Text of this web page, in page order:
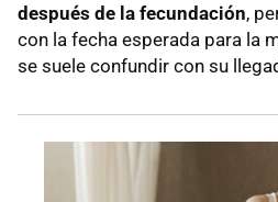
después de la fecundación,
con la fecha esperada para la
se suele confundir con su